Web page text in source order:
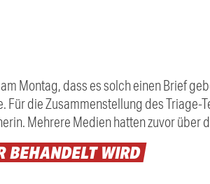
Montag, dass es solch einen Brief
die Zusammenstellung des Triage-
Mehrere Medien hatten zuvor über
BEHANDELTWIRD